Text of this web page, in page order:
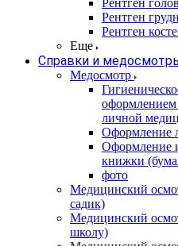
Рентген
Рентген
Рентген
Еще
Справки и
Медосмотр
личной
Оформление
Оформление
книжки
фото
Медицинский
садик)
Медицинский
школу)